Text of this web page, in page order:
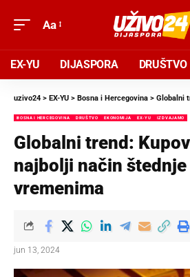
Aa
EX-YU DIJASPORA DRUŠTVO
uzivo24 > EX-YU > Bosna i Hercegovina > Globalni trend:
BOSNA I HERCEGOVINA DRUŠTVO EKONOMIJA EX-YU IZDVAJAMO
Globalni trend:
najbolji način
vremenima
jun 13, 2024